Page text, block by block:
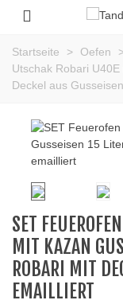
Startseite > Oefen
Utschak Robari
Deckel aus
SET
MIT KAZAN
ROBARI MIT
EMAILLIERT